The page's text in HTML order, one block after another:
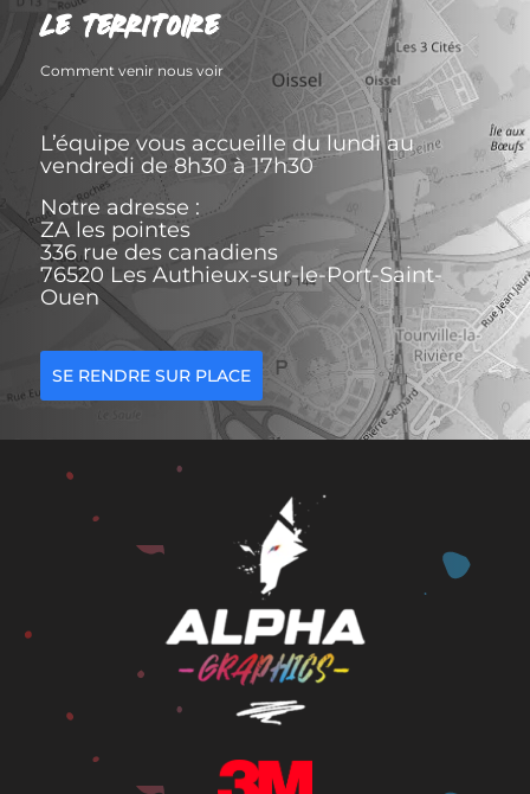
LE TERRITOIRE
Comment venir nous voir
L’équipe vous accueille du lundi au
vendredi de 8h30 à 17h30
Notre adresse :
ZA les pointes
336 rue des canadiens
76520 Les Authieux-sur-le-Port-Saint-
Ouen
SE RENDRE SUR PLACE